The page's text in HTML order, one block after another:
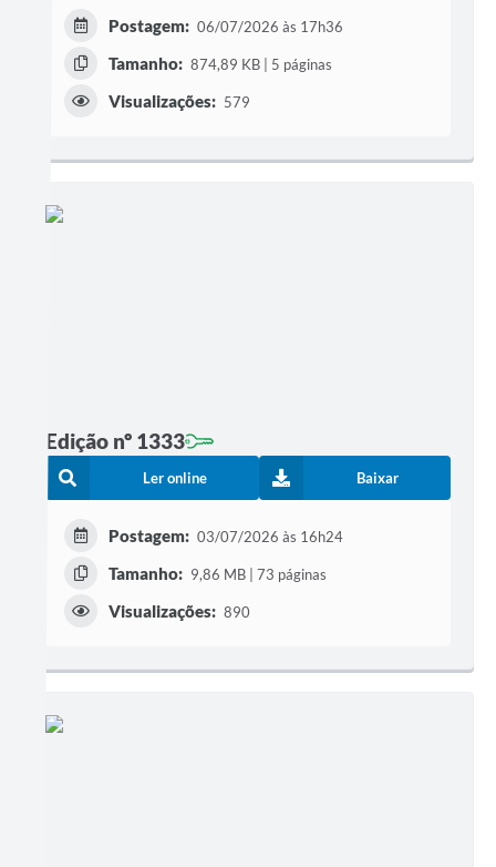
Postagem: 06/07/2026 às 17h36
Tamanho: 874,89 KB | 5 páginas
Visualizações: 579
Edição nº 1333
Ler online Baixar
Postagem: 03/07/2026 às 16h24
Tamanho: 9,86 MB | 73 páginas
Visualizações: 890